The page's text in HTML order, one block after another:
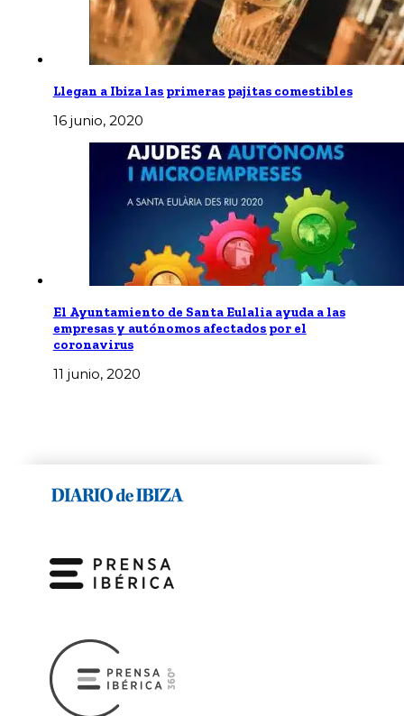
Llegan a Ibiza las primeras pajitas comestibles
16 junio, 2020
El Ayuntamiento de Santa Eulalia ayuda a las
empresas y autónomos afectados por el
coronavirus
11 junio, 2020